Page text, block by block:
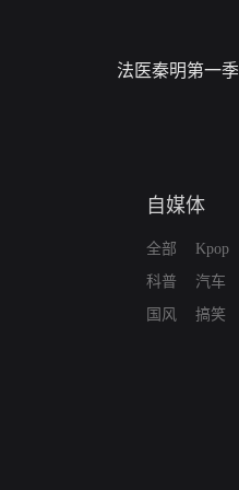
法医秦明第一季
自媒体
全部
科普
国风
Kpop
汽车
搞笑